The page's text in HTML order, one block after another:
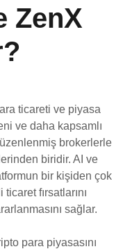
ZenX
ticareti ve piyasa
ve daha kapsamlı
brokerlerle
biridir. AI ve
bir kişiden çok
fırsatlarını
sağlar.
para piyasasını